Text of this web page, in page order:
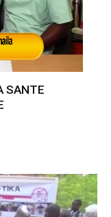
SANTE